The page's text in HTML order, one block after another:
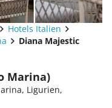
Hotels Italien
Diana Majestic
Marina)
Ligurien,